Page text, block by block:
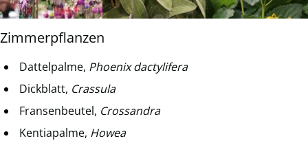
Zimmerpflanzen
Dattelpalme, Phoenix dactylifera
Dickblatt, Crassula
Fransenbeutel, Crossandra
Kentiapalme, Howea